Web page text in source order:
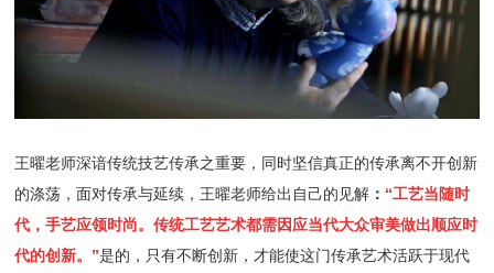
王曜老师深谙传统技艺传承之重要，同时坚信真正的传承离不开创新
的涤荡，面对传承与延续， 王曜老师给出自己的见解 ： “工艺当随时
代，手艺应领时尚。传统工艺艺术都需因应当代大众审美做出顺应时
代的创新。”是的，只有不断创新，才能使这门传承艺术活跃于现代